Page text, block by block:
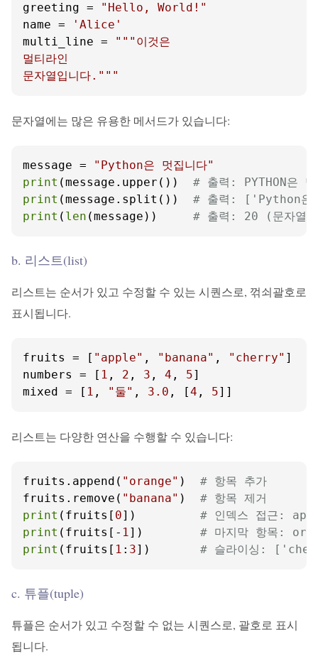
greeting =
"Hello, World!"
name =
'Alice'
multi_line =
"""이것은
멀티라인
문자열입니다."""
문자열에는 많은 유용한 메서드가 있습니다:
message =
"Python은 멋집니다"
print (message.upper()) # 출력: PYTHON은 멋
print (message.split()) # 출력: ['Python
print ( len (message)) # 출력: 20 (문자열
b. 리스트(list)
리스트는 순서가 있고 수정할 수 있는 시퀀스로, 꺾쇠괄호로
표시됩니다.
fruits = [ "apple" , "banana" , "cherry" ]
numbers = [ 1 , 2 , 3 , 4 , 5]
mixed = [ 1 , "둘" , 3.0 , [4 , 5]]
리스트는 다양한 연산을 수행할 수 있습니다:
fruits.append( "orange" ) # 항목 추가
fruits.remove( "banana" ) # 항목 제거
print (fruits[ 0]) # 인덱스 접근:
print (fruits[- 1]) # 마지막 항목:
print (fruits[ 1 : 3]) # 슬라이싱:
c. 튜플(tuple)
튜플은 순서가 있고 수정할 수 없는 시퀀스로, 괄호로 표시
됩니다.